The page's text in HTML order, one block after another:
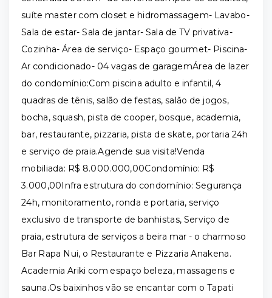
suíte master com closet e hidromassagem- Lavabo-
Sala de estar- Sala de jantar- Sala de TV privativa-
Cozinha- Área de serviço- Espaço gourmet- Piscina-
Ar condicionado- 04 vagas de garagemÁrea de lazer
do condomínio:Com piscina adulto e infantil, 4
quadras de tênis, salão de festas, salão de jogos,
bocha, squash, pista de cooper, bosque, academia,
bar, restaurante, pizzaria, pista de skate, portaria 24h
e serviço de praia.Agende sua visita!Venda
mobiliada: R$ 8.000.000,00Condomínio: R$
3.000,00Infra estrutura do condomínio: Segurança
24h, monitoramento, ronda e portaria, serviço
exclusivo de transporte de banhistas, Serviço de
praia, estrutura de serviços a beira mar - o charmoso
Bar Rapa Nui, o Restaurante e Pizzaria Anakena.
Academia Ariki com espaço beleza, massagens e
sauna.Os baixinhos vão se encantar com o Tapati